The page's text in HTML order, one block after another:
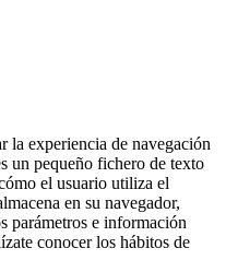
la experiencia de navegación
un pequeño fichero de texto
el usuario utiliza el
en su navegador,
parámetros e información
conocer los hábitos de